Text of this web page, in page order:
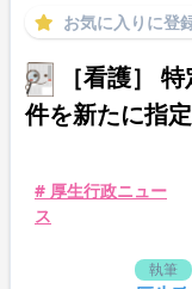
お気に入りに登
［看護］
件を新たに指
# 厚生行政ニュー
ス
執筆